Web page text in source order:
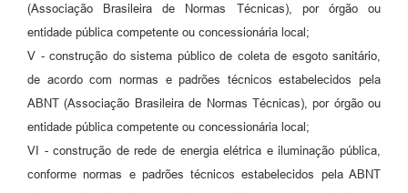
(Associação Brasileira de Normas Técnicas), por órgão ou
entidade pública competente ou concessionária local;
V - construção do sistema público de coleta de esgoto sanitário,
de acordo com normas e padrões técnicos estabelecidos pela
ABNT (Associação Brasileira de Normas Técnicas), por órgão ou
entidade pública competente ou concessionária local;
VI - construção de rede de energia elétrica e iluminação pública,
conforme normas e padrões técnicos estabelecidos pela ABNT